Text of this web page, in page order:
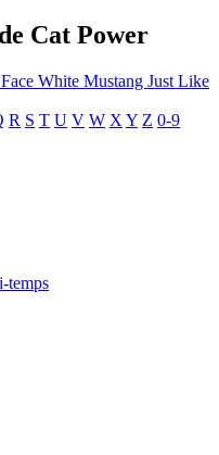
Cat Power
White Mustang Just Like
R S T U V W X Y Z 0-9
temps